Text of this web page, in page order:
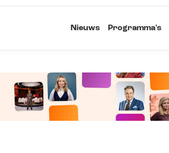
Nieuws Programma's